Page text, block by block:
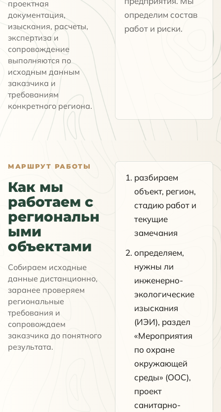
проектная
документация,
изыскания, расчеты,
экспертиза и
сопровождение
выполняются по
исходным данным
заказчика и
требованиям
конкретного региона.
определим состав
работ и риски.
МАРШРУТ РАБОТЫ
Как мы
работаем с
региональн
ыми
объектами
Собираем исходные
данные дистанционно,
заранее проверяем
региональные
требования и
сопровождаем
заказчика до понятного
результата.
разбираем
объект, регион,
стадию работ и
текущие
замечания
определяем,
нужны ли
инженерно-
экологические
изыскания
(ИЭИ), раздел
«Мероприятия
по охране
окружающей
среды» (ООС),
проект
санитарно-